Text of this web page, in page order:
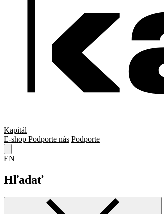
Kapitál
E-shop Podporte nás Podporte
EN
Hľadať